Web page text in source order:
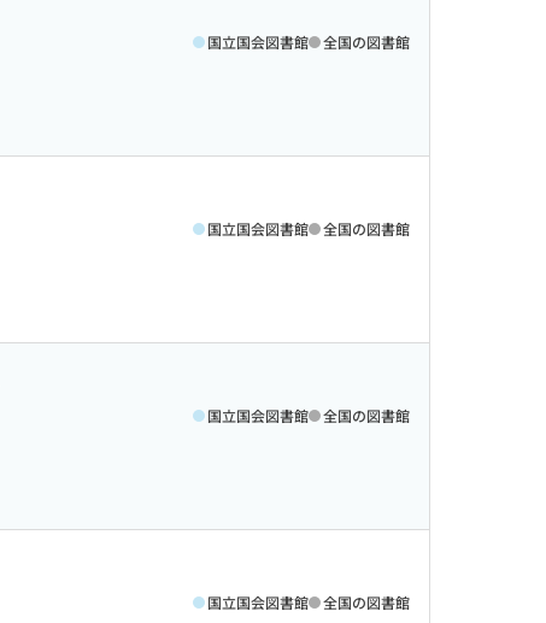
国立国会図書館 全国の図書館
国立国会図書館 全国の図書館
国立国会図書館 全国の図書館
国立国会図書館 全国の図書館